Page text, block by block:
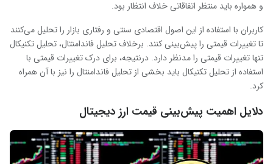
و همواره باید منتظر اتفاقاتی خلاف انتظار بود.
کاربران با استفاده از این اصول اقتصادی سنتی و رفتاری بازار را تحلیل می‌کنند
تا تغییرات قیمتی را پیش‌بینی کنند. برخلاف تحلیل فاندامنتال، تحلیل تکنیکال
تنها تغییرات قیمتی را مدنظر دارد. درنتیجه، برای درک تغییرات قیمتی با
استفاده از تحلیل تکنیکال باید بخشی از تحلیل فاندامنتال را نیز با آن همراه
کرد.
دلایل اهمیت پیش‌بینی قیمت ارز دیجیتال